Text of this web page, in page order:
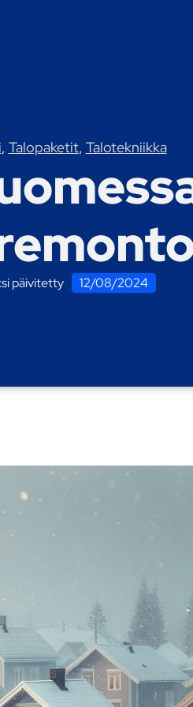
, Talopaketit, Talotekniikka
päivitetty 12/08/2024